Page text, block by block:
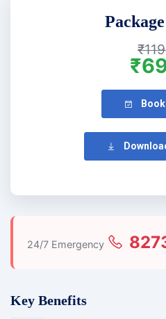
24/7 Emergency
Key Benefits